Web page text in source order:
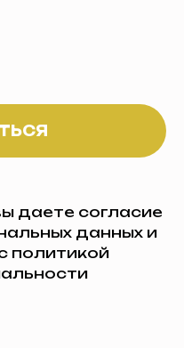
даете согласие
данных и
политикой